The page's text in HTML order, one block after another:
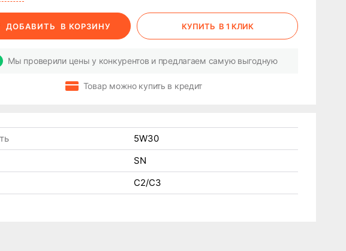
ДОБАВИТЬ В КОРЗИНУ КУПИТЬ В 1 КЛИК
Мы проверили цены у конкурентов и предлагаем самую выгодную
Товар можно купить в кредит
5W30
SN
C2/C3